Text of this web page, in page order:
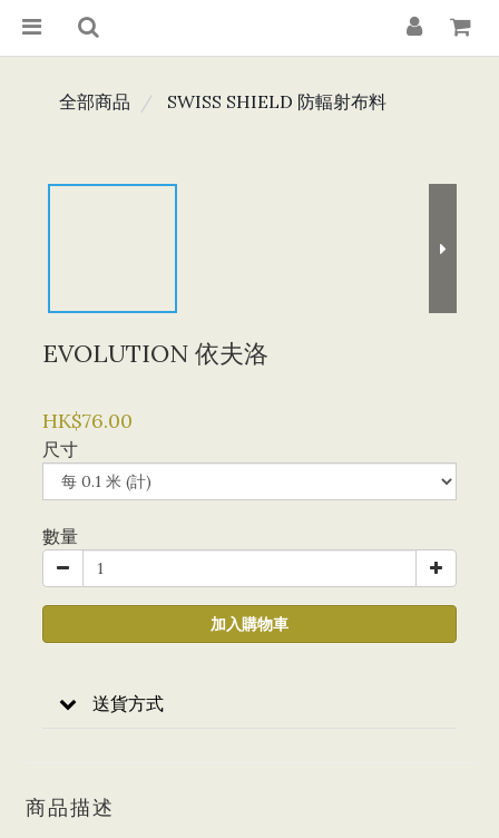
全部商品 SWISS SHIELD 防輻射布料
EVOLUTION 依夫洛
HK$76.00
尺寸
數量
加入購物車
送貨方式
商品描述